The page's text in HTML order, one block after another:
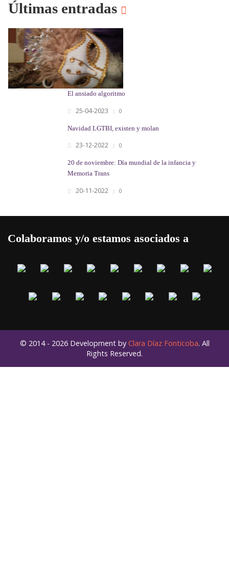
Últimas entradas
El ansiado algoritmo
25-04-2023 0
Navidad LGTBI, existen y molan
23-12-2022 0
20 de noviembre: Día mundial de la infancia y
Memoria Trans
20-11-2022 0
Colaboramos y/o estamos asociados a
© 2014 - 2026 Development by Clara Díaz Fonticoba. All
Rights Reserved.